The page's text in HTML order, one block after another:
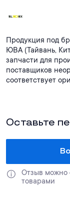
Продукция под
ЮВА (Тайвань,
запчасти для
поставщиков
соответствует
Оставьте
Отзыв можно
товарами